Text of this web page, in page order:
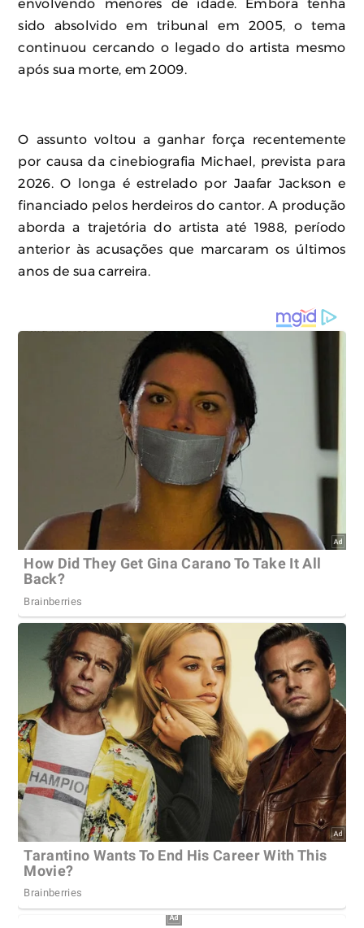
envolvendo menores de idade. Embora tenha
sido absolvido em tribunal em 2005, o tema
continuou cercando o legado do artista mesmo
após sua morte, em 2009.
O assunto voltou a ganhar força recentemente
por causa da cinebiografia Michael, prevista para
2026. O longa é estrelado por Jaafar Jackson e
financiado pelos herdeiros do cantor. A produção
aborda a trajetória do artista até 1988, período
anterior às acusações que marcaram os últimos
anos de sua carreira.